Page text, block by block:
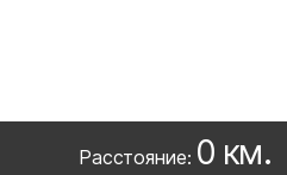
Расстояние: 0 км.